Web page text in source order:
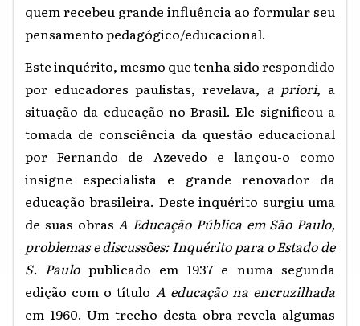
quem recebeu grande influência ao formular seu
pensamento pedagógico/educacional.
Este inquérito, mesmo que tenha sido respondido
por educadores paulistas, revelava, a priori, a
situação da educação no Brasil. Ele significou a
tomada de consciência da questão educacional
por Fernando de Azevedo e lançou-o como
insigne especialista e grande renovador da
educação brasileira. Deste inquérito surgiu uma
de suas obrasA Educação Pública em São Paulo,
problemas e discussões: Inquérito para o Estado de
S. Paulopublicado em 1937 e numa segunda
edição com o título A educação na encruzilhada
em 1960. Um trecho desta obra revela algumas